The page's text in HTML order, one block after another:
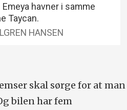
Emeya havner i samme
Taycan.
HANSEN
skal sørge for at man
bilen har fem